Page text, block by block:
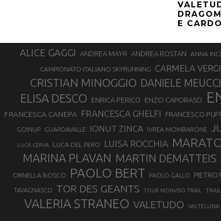
E
ALICE GAGGI ANDREA MAYR ANDREA ROSTAN ANNA
CAMPIONATO ITALIANO SKYRUNNING CARMELA
CRISTIAN MINOGGIO DANIELE MEUCCI
ELISA DESCO ENRICA PERICO ENZO CAPORASO
FRANCESCA CANEPA FRANCESCA GHELFI FRANCESCO
GOINUP GUARDAVALLE IONUT ZINCA IVREA-MOMBARONE
LUCA CERVA LUCA DEL PERO LUISA ROCCHIA
MARINA PLAVAN MARTIN DEMATTEIS
ORNELLA BOSCO PAOLO BERT PAOLO GALLO PIETRO
TAVAGNASCO TOR DES GEANTS TOUR MONVISO TRAIL
VALERIA STRANEO VALETUDO VALTELLINA